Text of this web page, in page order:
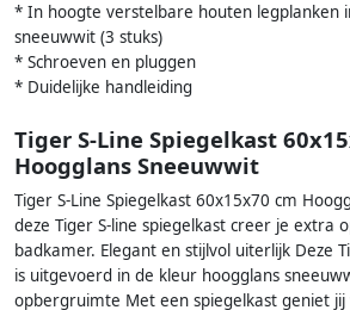
* In hoogte verstelbare houten legplanken
sneeuwwit (3 stuks)
* Schroeven en pluggen
* Duidelijke handleiding
Tiger S-Line Spiegelkast
Hoogglans Sneeuwwit
Tiger S-Line Spiegelkast 60x15x70 cm
deze Tiger S-line spiegelkast creer je extra
badkamer. Elegant en stijlvol uiterlijk Deze
is uitgevoerd in de kleur hoogglans
opbergruimte Met een spiegelkast geniet